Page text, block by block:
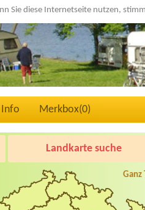
Sie diese Internetseite nutzen,
Info Merkbox(0)
Landkarte suche
Ganz